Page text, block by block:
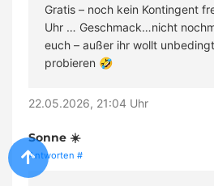
Gratis – noch kein Kontingent
Uhr … Geschmack…nicht
euch – außer ihr wollt
probieren 🤣
22.05.2026, 21:04 Uhr
Sonne ☀️
Antworten #